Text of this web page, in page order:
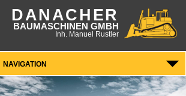
DANACHER
BAUMASCHINEN GMBH
Inh. Manuel Rustler